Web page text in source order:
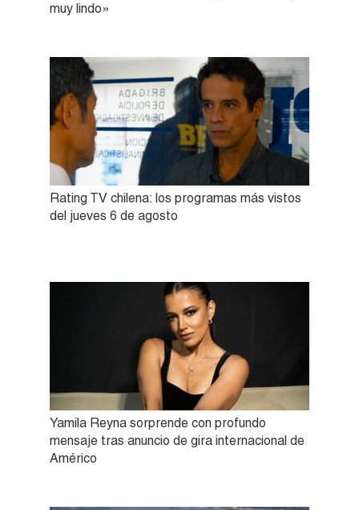
muy lindo»
Rating TV chilena: los programas más vistos
del jueves 6 de agosto
Yamila Reyna sorprende con profundo
mensaje tras anuncio de gira internacional de
Américo